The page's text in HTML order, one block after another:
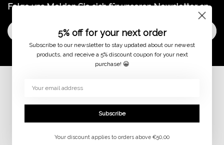
Folge uns Melden Sie sich für unseren Newsletter an
Melde dich an
5% off for your next order
Subscribe to our newsletter to stay updated about our newest
products, and receive a 5% discount coupon for your next
purchase! 😀
Subscribe
Your discount applies to orders above €50,00